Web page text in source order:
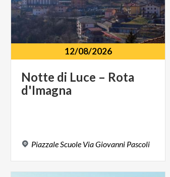
12/08/2026
Notte di Luce – Rota
d'Imagna
Piazzale Scuole ViaGiovanni Pascoli